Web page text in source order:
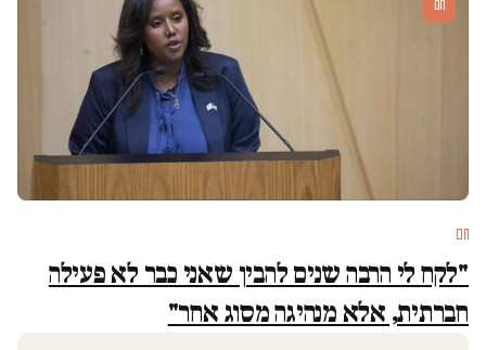
חם
חם
"לקח לי הרבה שנים להבין שאני כבר לא פעילה
חברתית, אלא מנהיגה מסוג אחר"